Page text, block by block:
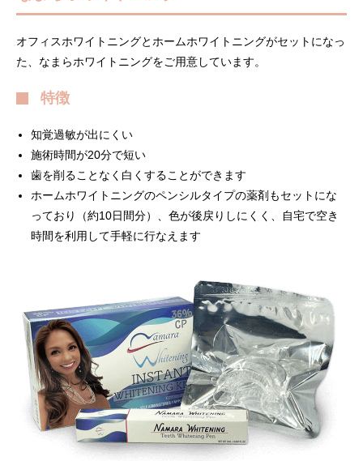
オフィスホワイトニングとホームホワイトニングがセットになっ
た、なまらホワイトニングをご用意しています。
特徴
知覚過敏が出にくい
施術時間が20分で短い
歯を削ることなく白くすることができます
ホームホワイトニングのペンシルタイプの薬剤もセットにな
っており（約10日間分）、色が後戻りしにくく、自宅で空き
時間を利用して手軽に行なえます